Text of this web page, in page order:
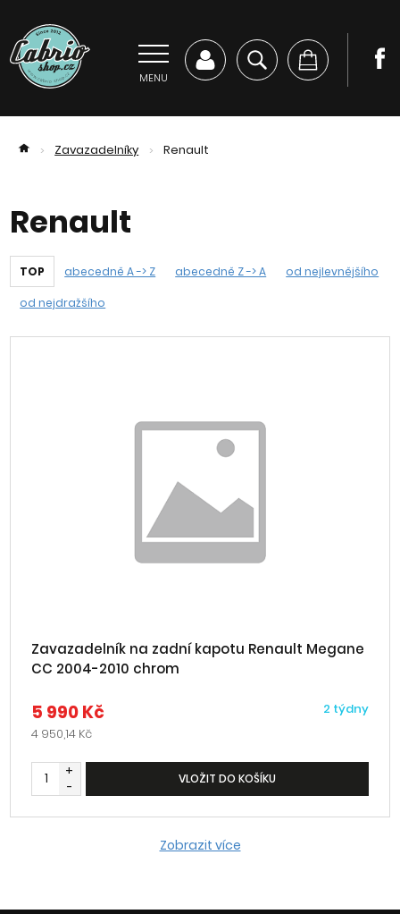
MENU
> Zavazadelníky > Renault
Renault
TOP abecedně A -> Z abecedně Z -> A od nejlevnějšího
od nejdražšího
Zavazadelník na zadní kapotu Renault Megane
CC 2004-2010 chrom
5 990 Kč
4 950,14 Kč
2 týdny
+
-
VLOŽIT DO KOŠÍKU
Zobrazit více